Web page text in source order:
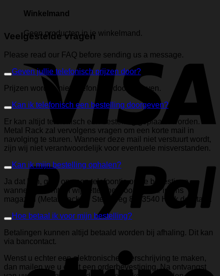
Winkelmand
Geen producten in je winkelmand.
Veelgestelde vragen
Please read our FAQ before sending us a message.
Geven jullie telefonisch prijzen door?
Prijzen worden niet telefonisch doorgegeven.
Kan ik telefonisch een bestelling doorgeven?
Er kan altijd telefonisch een bestelling geplaatst worden.
Metal Rack zal vervolgens vragen om een korte mail in
navolging te sturen. Wanneer deze mail niet verstuurt wordt,
zijn wij niet verantwoordelijk voor eventuele misverstanden.
Kan ik mijn bestelling ophalen?
Ja dat kan, geef ons een telefoontje om te bevestigen
wanneer u komt en wij zetten het voor u klaar in ons
magazijn (Metal Rack bv Steenweg 82, 3540 Herk de Stad).
Hoe betaal ik voor mijn bestelling?
Betalingen kunnen altijd betaald worden bij afhaling. Dit kan
via bancontact.
Wenst u echter een elektronische overschrijving te maken,
dan mailen we u eerst een orderbevestiging. Na ontvangst